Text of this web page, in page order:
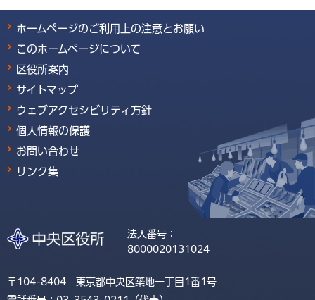
ホームページのご利用上の注意とお願い
このホームページについて
区役所案内
サイトマップ
ウェブアクセシビリティ方針
個人情報の保護
お問い合わせ
リンク集
法人番号：
8000020131024
〒104-8404 東京都中央区築地一丁目1番1号